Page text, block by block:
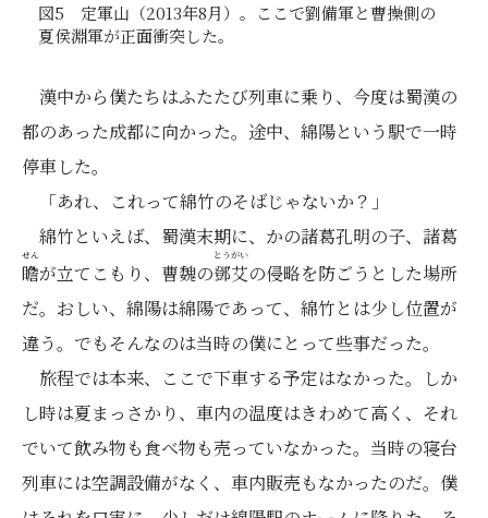
図5 定軍山（2013年8月）。ここで劉備軍と曹操側の
夏侯淵軍が正面衝突した。
漢中から僕たちはふたたび列車に乗り、今度は蜀漢の
都のあった成都に向かった。途中、綿陽という駅で一時
停車した。
「あれ、これって綿竹のそばじゃないか？」
綿竹といえば、蜀漢末期に、かの諸葛孔明の子、諸葛
瞻
せん
が立てこもり、曹魏の鄧
とう
艾
がい
の侵略を防ごうとした場所
だ。おしい、綿陽は綿陽であって、綿竹とは少し位置が
違う。でもそんなのは当時の僕にとって些事だった。
旅程では本来、ここで下車する予定はなかった。しか
し時は夏まっさかり、車内の温度はきわめて高く、それ
でいて飲み物も食べ物も売っていなかった。当時の寝台
列車には空調設備がなく、車内販売もなかったのだ。僕